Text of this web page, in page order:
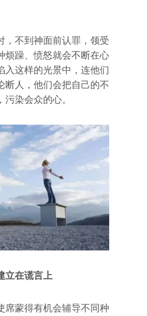
，不到神面前认罪，领受
烦躁、愤怒就会不断在心
入这样的光景中，连他们
断人，他们会把自己的不
染会众的心。
立在谎言上
席蒙得有机会辅导不同种